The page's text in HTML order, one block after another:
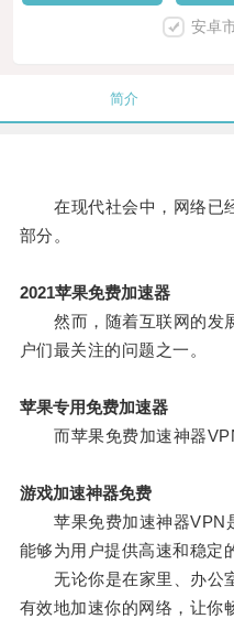
安卓
简介
在现代社会中，网络已
部分。
2021苹果免费加速器
然而，随着互联网的发
户们最关注的问题之一。
苹果专用免费加速器
而苹果免费加速神器VPN
游戏加速神器免费
苹果免费加速神器VPN
能够为用户提供高速和稳定
无论你是在家里、办公
有效地加速你的网络，让你